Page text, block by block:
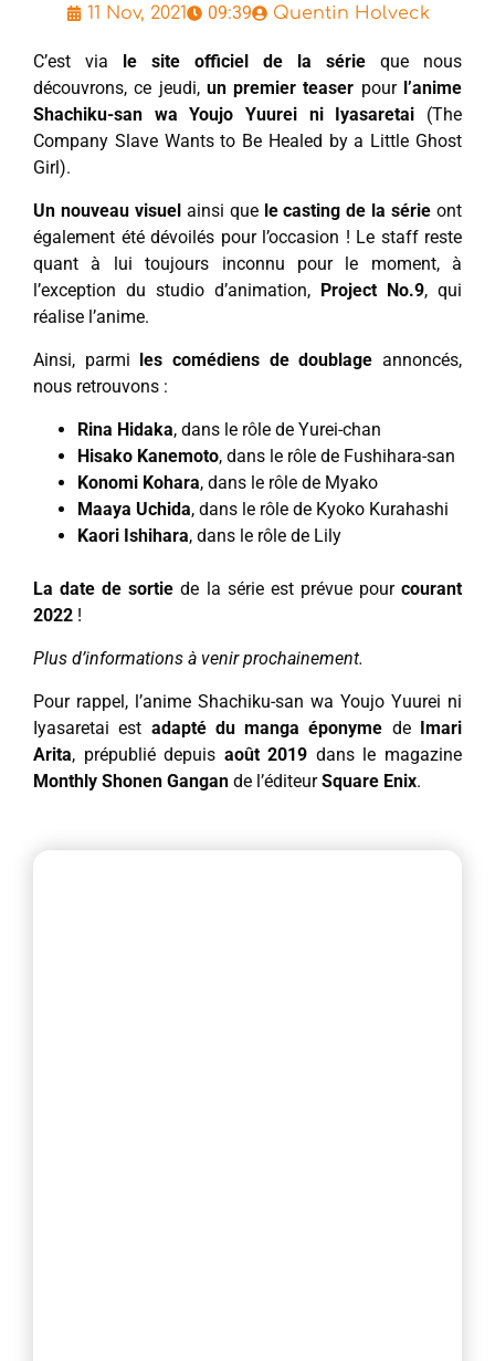
11 Nov, 2021 09:39 Quentin Holveck
C’est via le site officiel de la série que nous
découvrons, ce jeudi,un premier teaser pour l’anime
Shachiku-san wa Youjo Yuurei ni Iyasaretai (The
Company Slave Wants to Be Healed by a Little Ghost
Girl).
Un nouveau visuelainsi quele casting de la série ont
également été dévoilés pour l’occasion ! Le staff reste
quant à lui toujours inconnu pour le moment, à
l’exception du studio d’animation, Project No.9, qui
réalise l’anime.
Ainsi, parmi les comédiens de doublage annoncés,
nous retrouvons :
Rina Hidaka, dans le rôle de Yurei-chan
Hisako Kanemoto, dans le rôle de Fushihara-san
Konomi Kohara, dans le rôle de Myako
Maaya Uchida, dans le rôle de Kyoko Kurahashi
Kaori Ishihara, dans le rôle de Lily
La date de sortie de la série est prévue pourcourant
2022 !
Plus d’informations à venir prochainement.
Pour rappel, l’anime Shachiku-san wa Youjo Yuurei ni
Iyasaretai est adapté du manga éponyme de Imari
Arita, prépublié depuis août 2019 dans le magazine
Monthly Shonen Gangan de l’éditeurSquare Enix.